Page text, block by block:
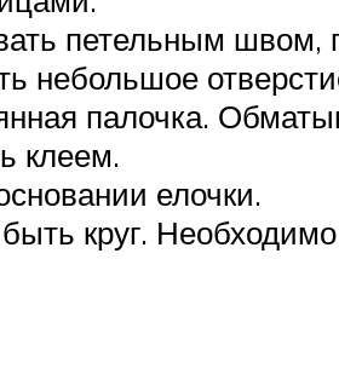
петельным швом,
небольшое
палочка.
клеем.
елочки.
круг.